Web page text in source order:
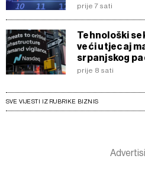
prije 7 sati
Tehnološki
veći utjecaj
srpanjskog
prije 8 sati
SVE VIJESTI IZ RUBRIKE BIZNIS